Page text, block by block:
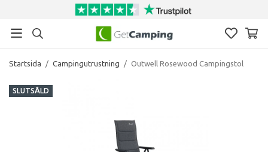
Startsida / Campingutrustning / Outwell Rosewood Campingstol
SLUTSÅLD